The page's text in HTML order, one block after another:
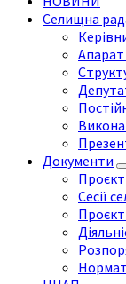
Селищна
Апарат
Документи
Сесії